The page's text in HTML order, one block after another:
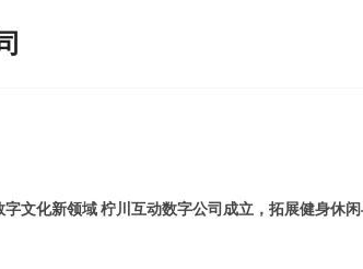
文化新领域 柠川互动数字公司成立，拓展健身休